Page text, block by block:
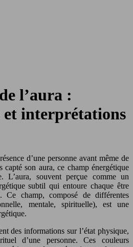
l’aura :
interprétations
d’une personne avant même de
son aura, ce champ énergétique
L’aura, souvent perçue comme un
subtil qui entoure chaque être
champ, composé de différentes
mentale, spirituelle), est une
des informations sur l’état physique,
d’une personne. Ces couleurs